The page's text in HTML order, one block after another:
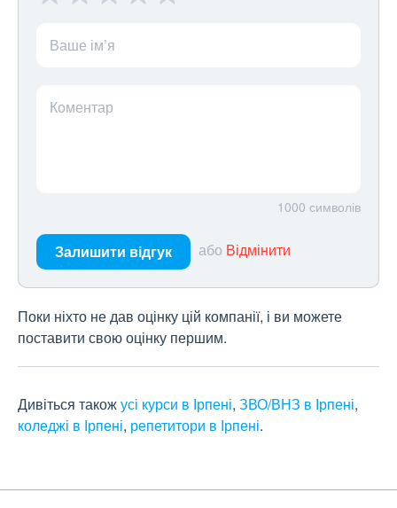
Ваше ім’я
Коментар
1000 символів
Залишити відгук або Відмінити
Поки ніхто не дав оцінку цій компанії, і ви можете
поставити свою оцінку першим.
Дивіться такожусі курси в Ірпені, ЗВО/ВНЗ в Ірпені,
коледжі в Ірпені, репетитори в Ірпені.